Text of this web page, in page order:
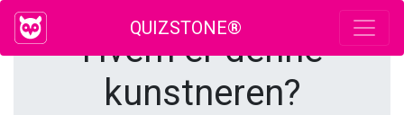
QUIZSTONE®
Hvem er denne
kunstneren?